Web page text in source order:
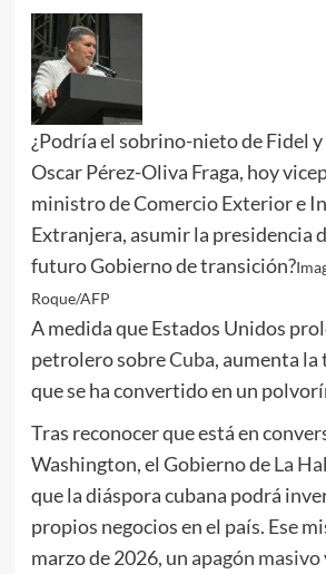
¿Podría el sobrino-nieto de Fidel
Oscar Pérez-Oliva Fraga, hoy
ministro de Comercio Exterior e
Extranjera, asumir la presidencia
futuro Gobierno de transición?
Roque/AFP
A medida que Estados Unidos
petrolero sobreCuba, aumenta la
que se ha convertido en un
Tras reconocer que está en
Washington, el Gobierno deLa
que la diáspora cubana podrá
propios negocios en el país. Ese
marzo de 2026, un apagón masivo